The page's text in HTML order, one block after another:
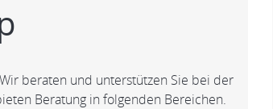
beraten und unterstützen Sie bei der
Beratung in folgenden Bereichen.